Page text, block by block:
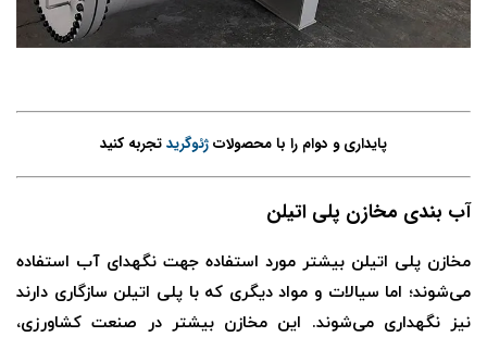
پایداری و دوام را با محصولاتژئوگریدتجربه کنید
آب بندی مخازن پلی اتیلن
مخازن پلی اتیلن بیشتر مورد استفاده جهت نگهدای آب استفاده
می‌شوند؛ اما سیالات و مواد دیگری که با پلی اتیلن سازگاری دارند
نیز نگهداری می‌شوند. این مخازن بیشتر در صنعت کشاورزی،